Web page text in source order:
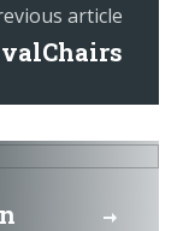
article